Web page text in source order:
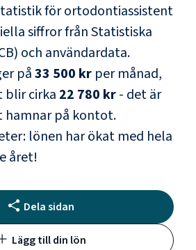
förortodontiassistent
siffror från Statistiska
och användardata.
på33 500 kr per månad,
blir cirka 22 780 kr- det är
hamnar på kontot.
lönen har ökat med hela
året!
Dela sidan
Lägg till din lön